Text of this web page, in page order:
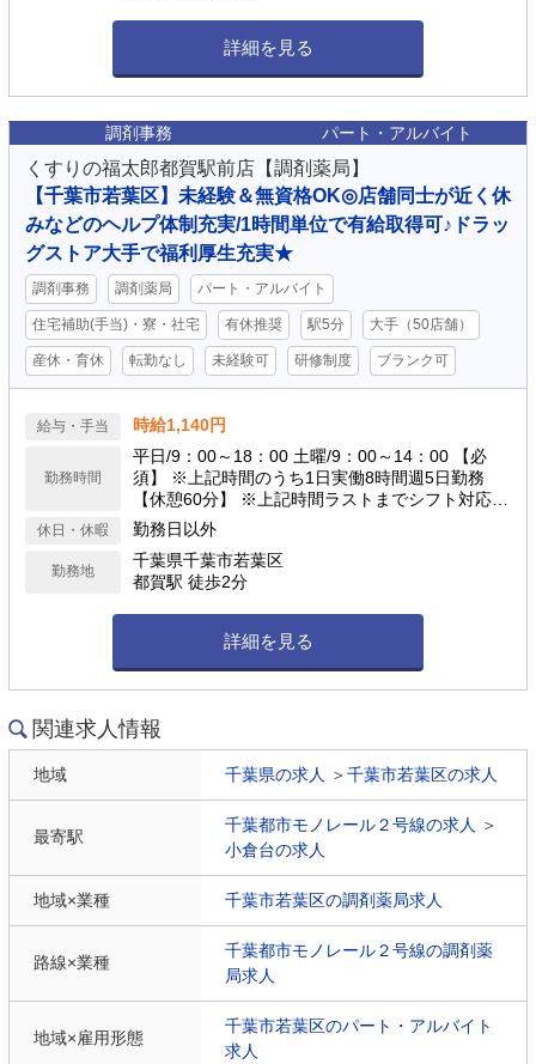
詳細を見る
調剤事務 パート・アルバイト
くすりの福太郎都賀駅前店【調剤薬局】
【千葉市若葉区】未経験＆無資格OK◎店舗同士が近く休
みなどのヘルプ体制充実/1時間単位で有給取得可♪ドラッ
グストア大手で福利厚生充実★
調剤事務 調剤薬局 パート・アルバイト
住宅補助(手当)・寮・社宅 有休推奨 駅5分 大手（50店舗）
産休・育休 転勤なし 未経験可 研修制度 ブランク可
給与・手当 時給1,140円
勤務時間
平日/9：00～18：00 土曜/9：00～14：00 【必
須】 ※上記時間のうち1日実働8時間週5日勤務
【休憩60分】 ※上記時間ラストまでシフト対応で
きる方
休日・休暇 勤務日以外
勤務地
千葉県千葉市若葉区
都賀駅 徒歩2分
詳細を見る
関連求人情報
地域 千葉県の求人 ＞千葉市若葉区の求人
最寄駅
千葉都市モノレール２号線の求人
＞
小倉台の求人
地域×業種 千葉市若葉区の調剤薬局求人
路線×業種
千葉都市モノレール２号線の調剤薬
局求人
地域×雇用形態
千葉市若葉区のパート・アルバイト
求人